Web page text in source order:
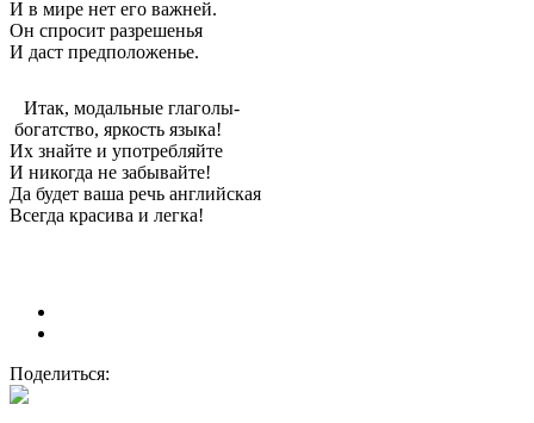
И в мире нет его важней.
Он спросит разрешенья
И даст предположенье.
Итак, модальные глаголы-
богатство, яркость языка!
Их знайте и употребляйте
И никогда не забывайте!
Да будет ваша речь английская
Всегда красива и легка!
Поделиться: